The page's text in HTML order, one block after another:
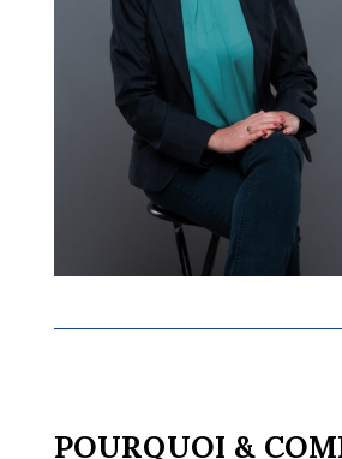
POURQUOI &